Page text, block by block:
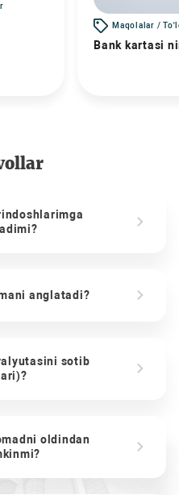
Maqolalar /
Bank kartasi
anglatadi?
sotib
oldindan